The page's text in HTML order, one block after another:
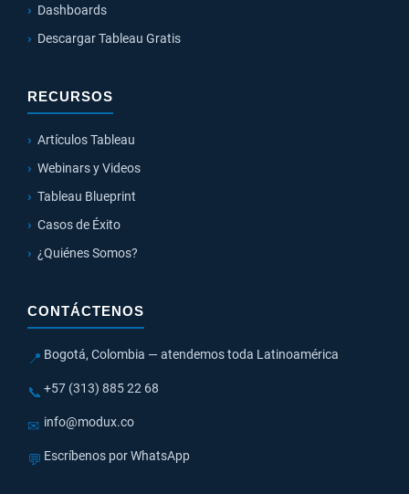
Dashboards
Descargar Tableau Gratis
RECURSOS
Artículos Tableau
Webinars y Videos
Tableau Blueprint
Casos de Éxito
¿Quiénes Somos?
CONTÁCTENOS
📍 Bogotá, Colombia — atendemos toda Latinoamérica
📞 +57 (313) 885 22 68
✉ info@modux.co
💬 Escríbenos por WhatsApp